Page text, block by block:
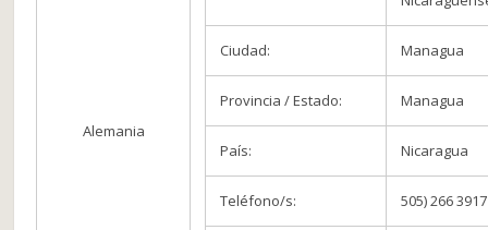
Alemania
Ciudad: Managua
Provincia / Estado: Managua
País: Nicaragua
Teléfono/s: 505) 266